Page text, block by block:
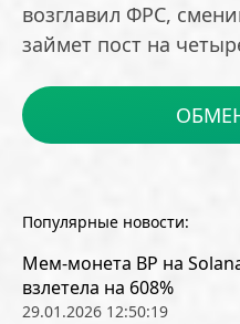
возглавил ФРС,
займет пост на
Популярные новости:
Мем-монета BP на
взлетела на 608%
29.01.2026 12:50:19